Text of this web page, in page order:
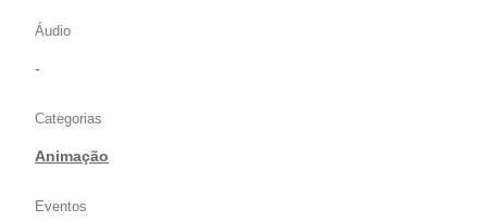
Áudio
-
Categorias
Animação
Eventos